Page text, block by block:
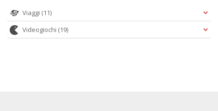
Viaggi (11)
Videogiochi (19)